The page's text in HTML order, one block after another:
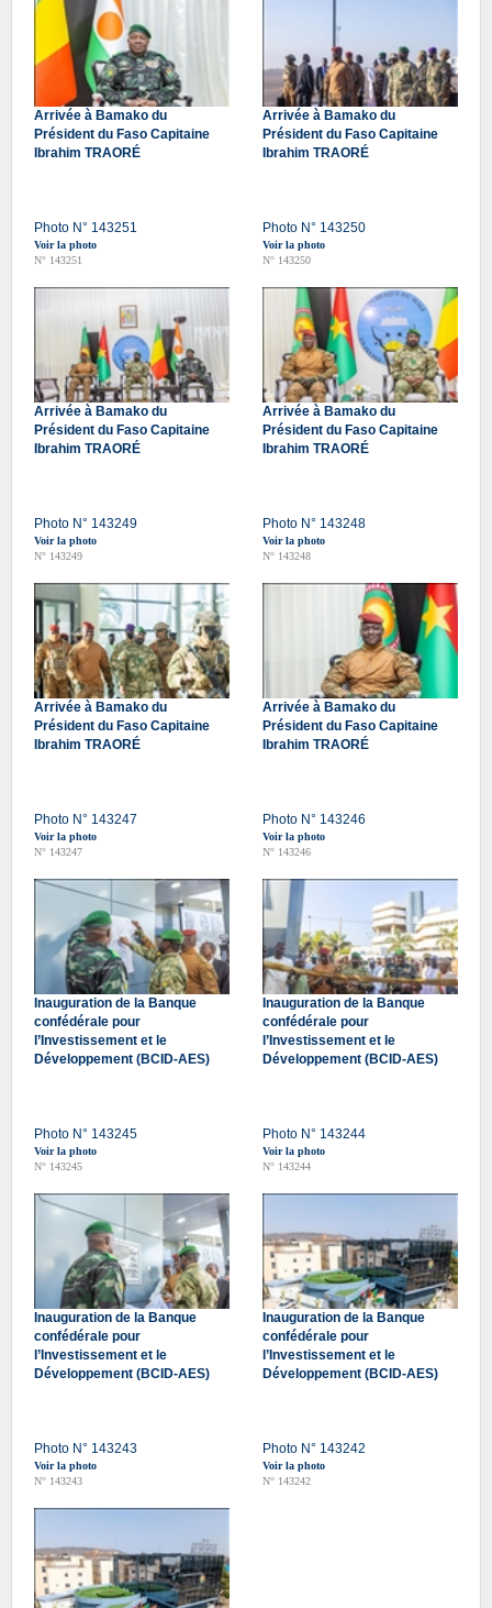
Arrivée à Bamako du
Président du Faso Capitaine
Ibrahim TRAORÉ
Photo N° 143251
Voir la photo
N° 143251
Arrivée à Bamako du
Président du Faso Capitaine
Ibrahim TRAORÉ
Photo N° 143250
Voir la photo
N° 143250
Arrivée à Bamako du
Président du Faso Capitaine
Ibrahim TRAORÉ
Photo N° 143249
Voir la photo
N° 143249
Arrivée à Bamako du
Président du Faso Capitaine
Ibrahim TRAORÉ
Photo N° 143248
Voir la photo
N° 143248
Arrivée à Bamako du
Président du Faso Capitaine
Ibrahim TRAORÉ
Photo N° 143247
Voir la photo
N° 143247
Arrivée à Bamako du
Président du Faso Capitaine
Ibrahim TRAORÉ
Photo N° 143246
Voir la photo
N° 143246
Inauguration de la Banque
confédérale pour
l’Investissement et le
Développement (BCID-AES)
Photo N° 143245
Voir la photo
N° 143245
Inauguration de la Banque
confédérale pour
l’Investissement et le
Développement (BCID-AES)
Photo N° 143244
Voir la photo
N° 143244
Inauguration de la Banque
confédérale pour
l’Investissement et le
Développement (BCID-AES)
Photo N° 143243
Voir la photo
N° 143243
Inauguration de la Banque
confédérale pour
l’Investissement et le
Développement (BCID-AES)
Photo N° 143242
Voir la photo
N° 143242